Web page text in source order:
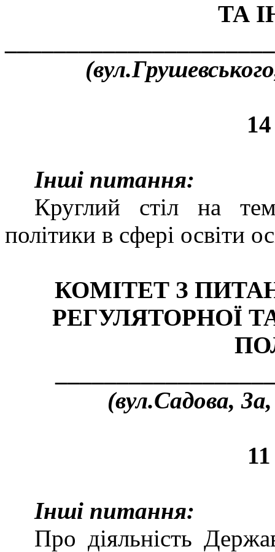
ТА
Інші питання:
Круглий стіл на
політики в сфері освіти
КОМІТЕТ З
РЕГУЛЯТОРНОЇ
(вул.Садова,
11
Інші питання:
Про діяльність